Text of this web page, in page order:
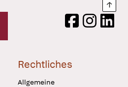
Logo
FacebookInstagram
Rechtliches
Allgemeine